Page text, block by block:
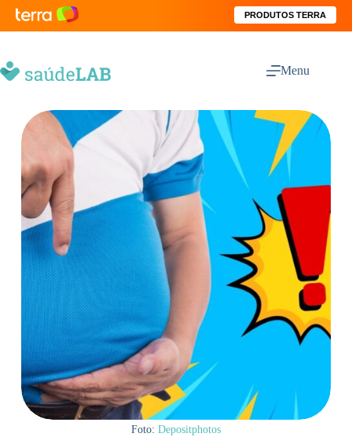
PRODUTOS TERRA
Menu
Foto: Depositphotos